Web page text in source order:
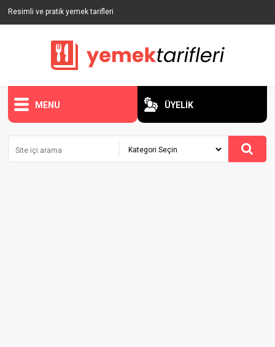
Resimli ve pratik yemek tarifleri
MENU ÜYELİK